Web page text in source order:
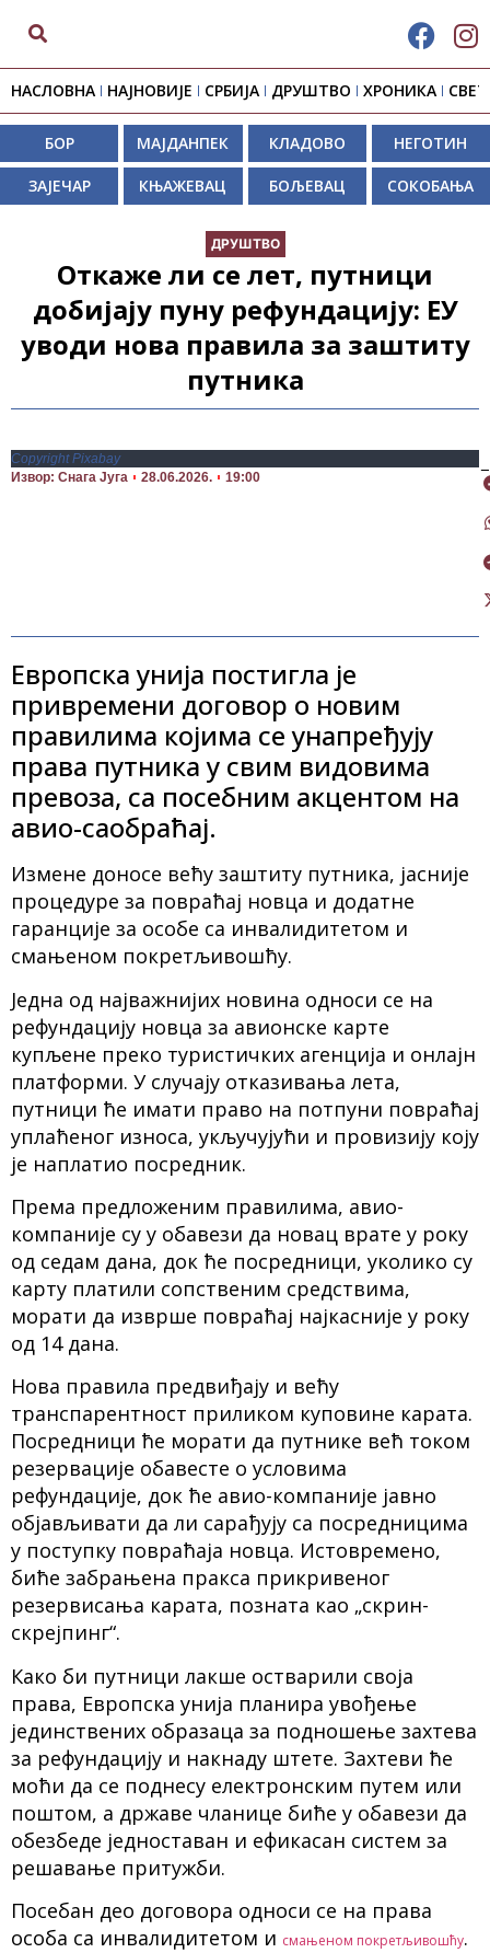
НАСЛОВНА НАЈНОВИЈЕ СРБИЈА ДРУШТВО ХРОНИКА СВЕТ
БОР МАЈДАНПЕК КЛАДОВО НЕГОТИН
ЗАЈЕЧАР КЊАЖЕВАЦ БОЉЕВАЦ СОКОБАЊА
ДРУШТВО
Откаже ли се лет, путници
добијају пуну рефундацију: ЕУ
уводи нова правила за заштиту
путника
Copyright Pixabay
Извор: Снага Југа
28.06.2026. 19:00
Европска унија постигла је
привремени договор о новим
правилима којима се унапређују
права путника у свим видовима
превоза, са посебним акцентом на
авио-саобраћај.
Измене доносе већу заштиту путника, јасније
процедуре за повраћај новца и додатне
гаранције за особе са инвалидитетом и
смањеном покретљивошћу.
Једна од најважнијих новина односи се на
рефундацију новца за авионске карте
купљене преко туристичких агенција и онлајн
платформи. У случају отказивања лета,
путници ће имати право на потпуни повраћај
уплаћеног износа, укључујући и провизију коју
је наплатио посредник.
Према предложеним правилима, авио-
компаније су у обавези да новац врате у року
од седам дана, док ће посредници, уколико су
карту платили сопственим средствима,
морати да изврше повраћај најкасније у року
од 14 дана.
Нова правила предвиђају и већу
транспарентност приликом куповине карата.
Посредници ће морати да путнике већ током
резервације обавесте о условима
рефундације, док ће авио-компаније јавно
објављивати да ли сарађују са посредницима
у поступку повраћаја новца. Истовремено,
биће забрањена пракса прикривеног
резервисања карата, позната као „скрин-
скрејпинг“.
Како би путници лакше остварили своја
права, Европска унија планира увођење
јединствених образаца за подношење захтева
за рефундацију и накнаду штете. Захтеви ће
моћи да се поднесу електронским путем или
поштом, а државе чланице биће у обавези да
обезбеде једноставан и ефикасан систем за
решавање притужби.
Посебан део договора односи се на права
особа са инвалидитетом и смањеном покретљивошћу.